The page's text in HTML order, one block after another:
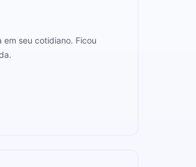
seu cotidiano. Ficou